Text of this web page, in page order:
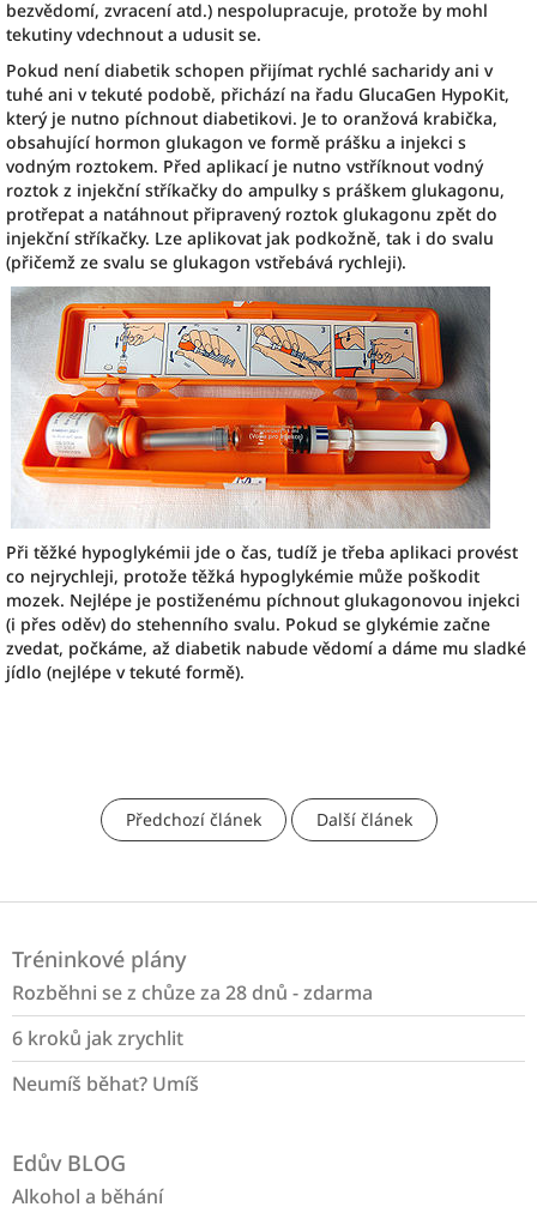
bezvědomí, zvracení atd.) nespolupracuje, protože by mohl
tekutiny vdechnout a udusit se.
Pokud není diabetik schopen přijímat rychlé sacharidy ani v
tuhé ani v tekuté podobě, přichází na řadu GlucaGen HypoKit,
který je nutno píchnout diabetikovi. Je to oranžová krabička,
obsahující hormon glukagon ve formě prášku a injekci s
vodným roztokem. Před aplikací je nutno vstříknout vodný
roztok z injekční stříkačky do ampulky s práškem glukagonu,
protřepat a natáhnout připravený roztok glukagonu zpět do
injekční stříkačky. Lze aplikovat jak podkožně, tak i do svalu
(přičemž ze svalu se glukagon vstřebává rychleji).
Při těžké hypoglykémii jde o čas, tudíž je třeba aplikaci provést
co nejrychleji, protože těžká hypoglykémie může poškodit
mozek. Nejlépe je postiženému píchnout glukagonovou injekci
(i přes oděv) do stehenního svalu. Pokud se glykémie začne
zvedat, počkáme, až diabetik nabude vědomí a dáme mu sladké
jídlo (nejlépe v tekuté formě).
Předchozí článek Další článek
Tréninkové plány
Rozběhni se z chůze za 28 dnů - zdarma
6 kroků jak zrychlit
Neumíš běhat? Umíš
Edův BLOG
Alkohol a běhání